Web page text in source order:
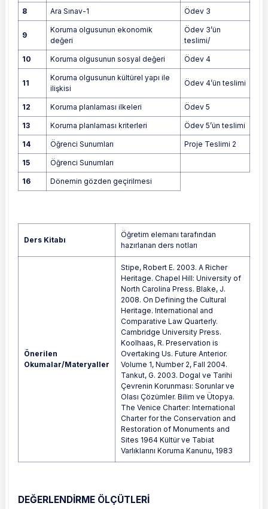
8 Ara Sınav-1 Ödev 3
9
Koruma olgusunun ekonomik
değeri
Ödev 3’ün
teslimi/
10 Koruma olgusunun sosyal değeri Ödev 4
11
Koruma olgusunun kültürel yapı ile
ilişkisi
Ödev 4’ün teslimi
12 Koruma planlaması ilkeleri Ödev 5
13 Koruma planlaması kriterleri Ödev 5’ün teslimi
14 Öğrenci Sunumları Proje Teslimi 2
15 Öğrenci Sunumları
16 Dönemin gözden geçirilmesi
Ders Kitabı
Öğretim elemanı tarafından
hazırlanan ders notları
Önerilen
Okumalar/Materyaller
Stipe, Robert E. 2003. A Richer
Heritage. Chapel Hill: University of
North Carolina Press. Blake, J.
2008. On Defining the Cultural
Heritage. International and
Comparative Law Quarterly.
Cambridge University Press.
Koolhaas, R. Preservation is
Overtaking Us. Future Anterior.
Volume 1, Number 2, Fall 2004.
Tankut, G. 2003. Dogal ve Tarihi
Çevrenin Korunması: Sorunlar ve
Olası Çözümler. Bilim ve Ütopya.
The Venice Charter: International
Charter for the Conservation and
Restoration of Monuments and
Sites 1964 Kültür ve Tabiat
Varlıklarını Koruma Kanunu, 1983
DEĞERLENDİRME ÖLÇÜTLERİ